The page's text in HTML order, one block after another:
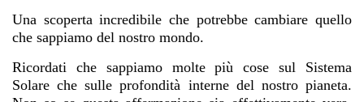
Una scoperta incredibile che potrebbe cambiare quello
che sappiamo del nostro mondo.
Ricordati che sappiamo molte più cose sul Sistema
Solare che sulle profondità interne del nostro pianeta.